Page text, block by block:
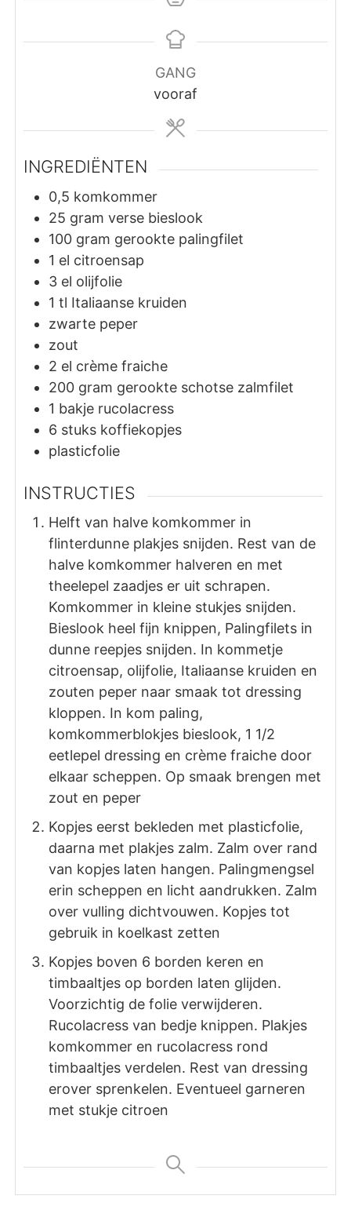
GANG
vooraf
INGREDIËNTEN
0,5 komkommer
25 gram verse bieslook
100 gram gerookte palingfilet
1 el citroensap
3 el olijfolie
1 tl Italiaanse kruiden
zwarte peper
zout
2 el crème fraiche
200 gram gerookte schotse zalmfilet
1 bakje rucolacress
6 stuks koffiekopjes
plasticfolie
INSTRUCTIES
Helft van halve komkommer in
flinterdunne plakjes snijden. Rest van de
halve komkommer halveren en met
theelepel zaadjes er uit schrapen.
Komkommer in kleine stukjes snijden.
Bieslook heel fijn knippen, Palingfilets in
dunne reepjes snijden. In kommetje
citroensap, olijfolie, Italiaanse kruiden en
zouten peper naar smaak tot dressing
kloppen. In kom paling,
komkommerblokjes bieslook, 1 1/2
eetlepel dressing en crème fraiche door
elkaar scheppen. Op smaak brengen met
zout en peper
Kopjes eerst bekleden met plasticfolie,
daarna met plakjes zalm. Zalm over rand
van kopjes laten hangen. Palingmengsel
erin scheppen en licht aandrukken. Zalm
over vulling dichtvouwen. Kopjes tot
gebruik in koelkast zetten
Kopjes boven 6 borden keren en
timbaaltjes op borden laten glijden.
Voorzichtig de folie verwijderen.
Rucolacress van bedje knippen. Plakjes
komkommer en rucolacress rond
timbaaltjes verdelen. Rest van dressing
erover sprenkelen. Eventueel garneren
met stukje citroen